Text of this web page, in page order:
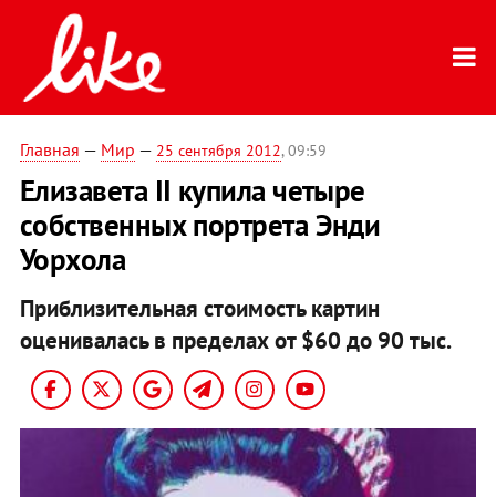
Главная — Мир — 25 сентября 2012, 09:59
Елизавета II купила четыре
собственных портрета Энди
Уорхола
Приблизительная стоимость картин
оценивалась в пределах от $60 до 90 тыс.